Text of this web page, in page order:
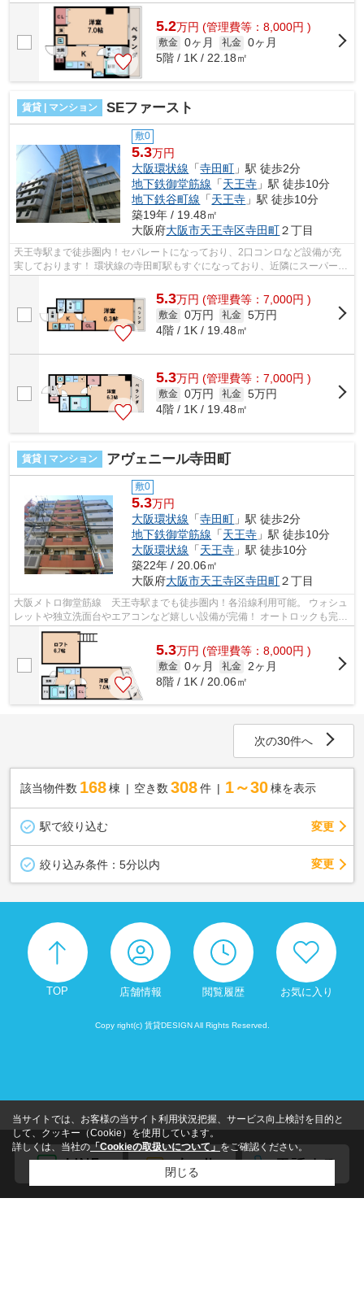
抑えたい方にオススメです！ ■□■□■□...
5.2万円 (管理費等：8,000円 )
敷金 0ヶ月 礼金 0ヶ月
5階 / 1K / 22.18㎡
賃貸 | マンション SEファースト
敷0
5.3万円
大阪環状線 「寺田町 」駅 徒歩2分
地下鉄御堂筋線 「天王寺 」駅 徒歩10分
地下鉄谷町線 「天王寺 」駅 徒歩10分
築19年 / 19.48㎡
大阪府大阪市天王寺区寺田町２丁目
天王寺駅まで徒歩圏内！セパレートになっており、2口コンロなど設備が充
実しております！ 環状線の寺田町駅もすぐになっており、近隣にスーパーな
ど住みやすい環境になっております。...
5.3万円 (管理費等：7,000円 )
敷金 0万円 礼金 5万円
4階 / 1K / 19.48㎡
5.3万円 (管理費等：7,000円 )
敷金 0万円 礼金 5万円
4階 / 1K / 19.48㎡
賃貸 | マンション アヴェニール寺田町
敷0
5.3万円
大阪環状線 「寺田町 」駅 徒歩2分
地下鉄御堂筋線 「天王寺 」駅 徒歩10分
大阪環状線 「天王寺 」駅 徒歩10分
築22年 / 20.06㎡
大阪府大阪市天王寺区寺田町２丁目
大阪メトロ御堂筋線 天王寺駅までも徒歩圏内！各沿線利用可能。 ウォシュ
レットや独立洗面台やエアコンなど嬉しい設備が完備！ オートロックも完備
しておりますのでセキュリティー面...
5.3万円 (管理費等：8,000円 )
敷金 0ヶ月 礼金
2ヶ月
8階 / 1K / 20.06㎡
次の30件へ
該当物件数 168棟 空き数 308 件 1～30 棟を表示
駅で絞り込む 変更
絞り込み条件： 5分以内 変更
TOP 店舗情報 閲覧履歴 お気に入り
Copy right(c) 賃貸DESIGN All Rights Reserved.
当サイトでは、お客様の当サイト利用状況把握、サービス向上検討を目的と
して、クッキー（Cookie）を使用しています。
詳しくは、当社の 「Cookieの取扱いについて」 をご確認ください。
閉じる